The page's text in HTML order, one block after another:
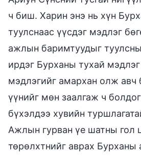
ч биш. Харин энэ нь хүн
туулснаас үүсдэг мэдлэг
ажлын баримтуудыг
ирдэг Бурханы тухай
мэдлэгийг амархан олж авч
үүнийг мөн заалгаж ч
бүхэлдээ хувийн
Ажлын гурван үе шатны гол
төрөлхтнийг аврах Бурханы